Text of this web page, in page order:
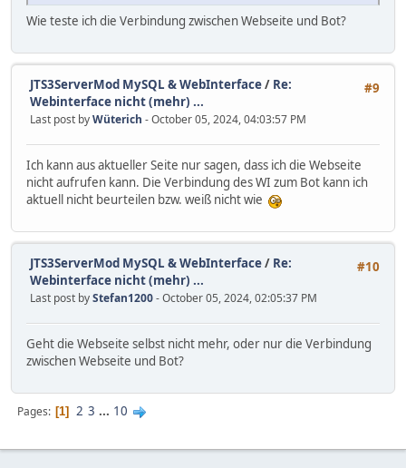
Wie teste ich die Verbindung zwischen Webseite und Bot?
#9
JTS3ServerMod MySQL & WebInterface/ Re:
Webinterface nicht (mehr) ...
Last post byWüterich - October 05, 2024, 04:03:57 PM
Ich kann aus aktueller Seite nur sagen, dass ich die Webseite
nicht aufrufen kann. Die Verbindung des WI zum Bot kann ich
aktuell nicht beurteilen bzw. weiß nicht wie
#10
JTS3ServerMod MySQL & WebInterface/ Re:
Webinterface nicht (mehr) ...
Last post byStefan1200- October 05, 2024, 02:05:37 PM
Geht die Webseite selbst nicht mehr, oder nur die Verbindung
zwischen Webseite und Bot?
Pages 1 2 3 ... 10